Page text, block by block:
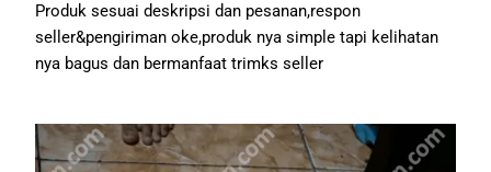
Produk sesuai deskripsi dan pesanan,respon
seller&pengiriman oke,produk nya simple tapi kelihatan
nya bagus dan bermanfaat trimks seller